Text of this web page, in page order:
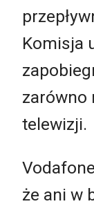
Komisja
zarówno
telewizji.
że ani w